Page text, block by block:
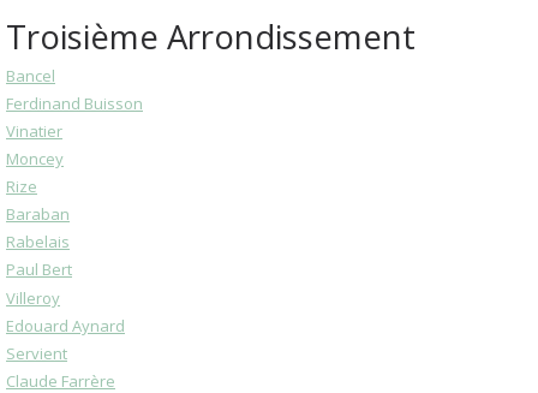
Troisième Arrondissement
Bancel
Ferdinand Buisson
Vinatier
Moncey
Rize
Baraban
Rabelais
Paul Bert
Villeroy
Edouard Aynard
Servient
Claude Farrère